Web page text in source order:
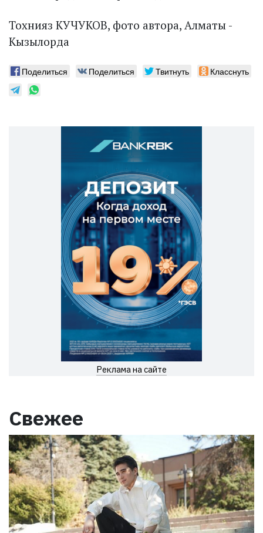
Тохнияз КУЧУКОВ, фото автора, Алматы -
Кызылорда
Поделиться Поделиться Твитнуть Класснуть
Реклама на сайте
Свежее